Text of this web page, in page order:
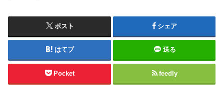
ポスト シェア
はてブ 送る
Pocket feedly